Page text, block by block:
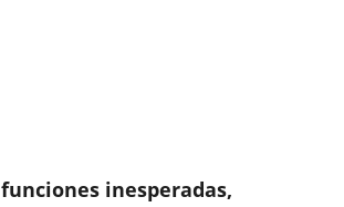
funciones inesperadas,